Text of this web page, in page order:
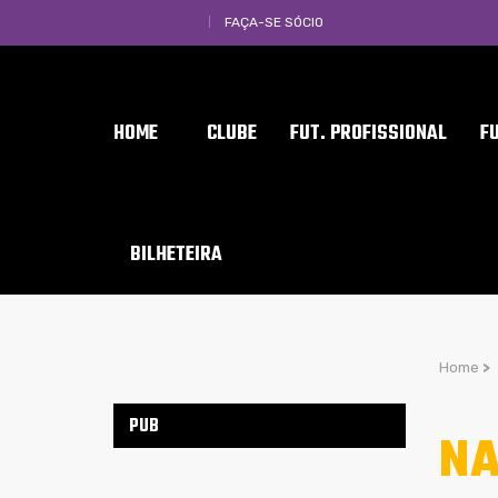
FAÇA-SE SÓCIO
HOME CLUBE FUT. PROFISSIONAL
BILHETEIRA
Home >
PUB